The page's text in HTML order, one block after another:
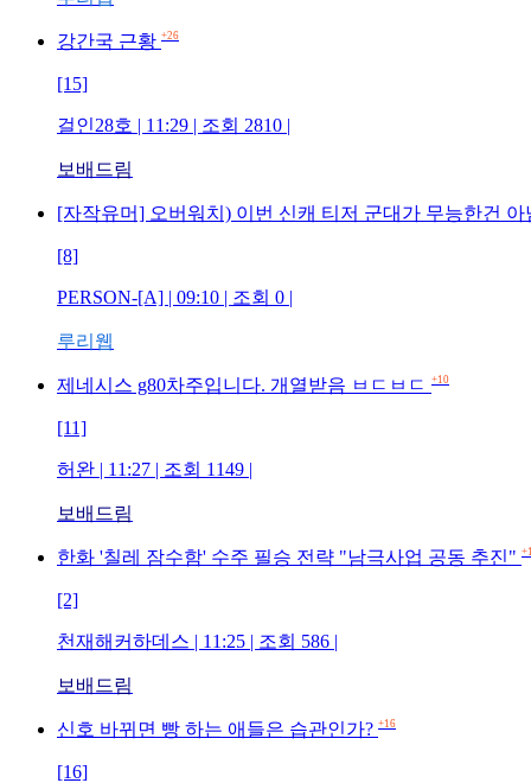
강간국 근황 +26
[15]
걸인28호 | 11:29 | 조회 2810 |
보배드림
[자작유머] 오버워치) 이번 신캐 티저 군대가 무능한건 아
[8]
PERSON-[A] | 09:10 | 조회 0 |
루리웹
제네시스 g80차주입니다. 개열받음 ㅂㄷㅂㄷ +10
[11]
허완 | 11:27 | 조회 1149 |
보배드림
한화 '칠레 잠수함' 수주 필승 전략 "남극사업 공동 추진"
[2]
천재해커하데스 | 11:25 | 조회 586 |
보배드림
신호 바뀌면 빵 하는 애들은 습관인가? +16
[16]